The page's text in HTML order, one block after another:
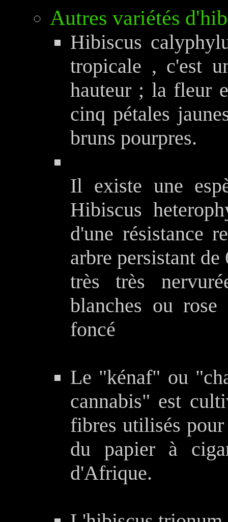
Autres variétés
Hibiscus
tropicale , c'est
hauteur ; la fleur
cinq pétales
bruns pourpres.
Il existe une
Hibiscus
d'une résistance
arbre persistant
très très
blanches ou
foncé
Le "kénaf" ou
cannabis" est
fibres utilisés
du papier à
d'Afrique.